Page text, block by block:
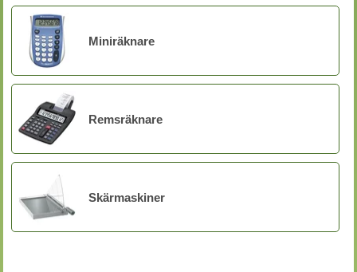
Miniräknare
Remsräknare
Skärmaskiner